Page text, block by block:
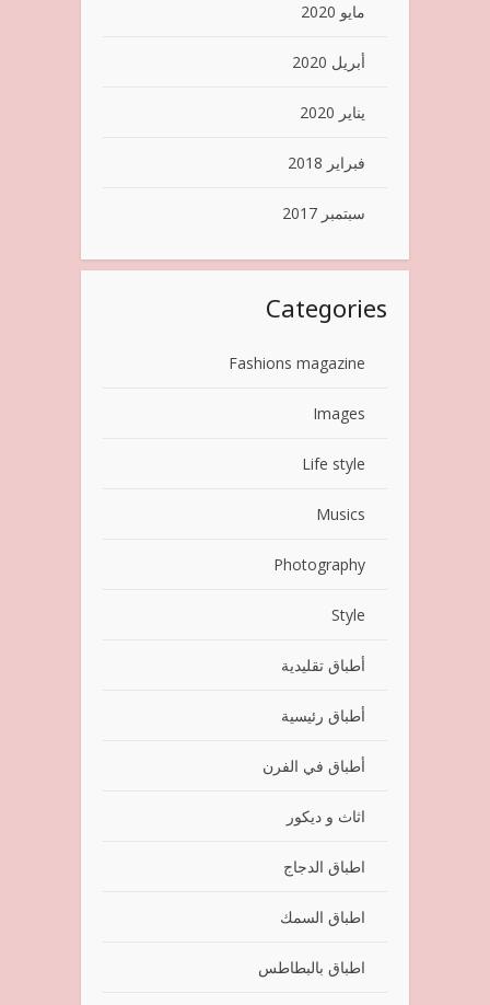
مايو 2020
أبريل 2020
يناير 2020
فبراير 2018
سبتمبر 2017
Categories
Fashions magazine
Images
Life style
Musics
Photography
Style
أطباق تقليدية
أطباق رئيسية
أطباق في الفرن
اثاث و ديكور
اطباق الدجاج
اطباق السمك
اطباق بالبطاطس